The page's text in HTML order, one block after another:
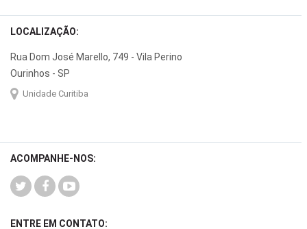
LOCALIZAÇÃO:
Rua Dom José Marello, 749 - Vila Perino
Ourinhos - SP
Unidade Curitiba
ACOMPANHE-NOS:
ENTRE EM CONTATO: